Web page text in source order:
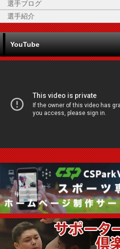
選手ブログ
選手紹介
YouTube